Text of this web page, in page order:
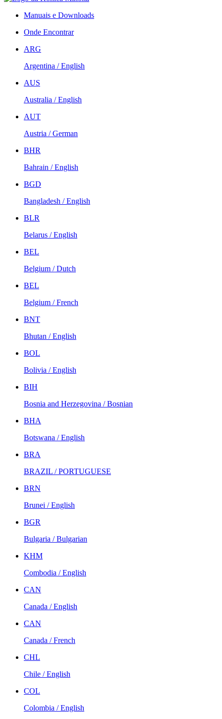
Manuais e Downloads
Onde Encontrar
ARG
Argentina / English
AUS
Australia / English
AUT
Austria / German
BHR
Bahrain / English
BGD
Bangladesh / English
BLR
Belarus / English
BEL
Belgium / Dutch
BEL
Belgium / French
BNT
Bhutan / English
BOL
Bolivia / English
BIH
Bosnia and Herzegovina / Bosnian
BHA
Botswana / English
BRA
BRAZIL / PORTUGUESE
BRN
Brunei / English
BGR
Bulgaria / Bulgarian
KHM
Combodia / English
CAN
Canada / English
CAN
Canada / French
CHL
Chile / English
COL
Colombia / English